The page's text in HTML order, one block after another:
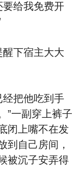
给我免费开
下宿主大大
把他吃到手
”一副穿上裤子
闭上嘴不在发
到自己房间，
被沉子安弄得